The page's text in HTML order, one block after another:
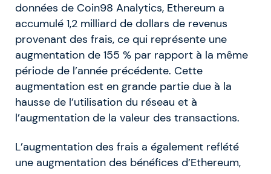
données de Coin98 Analytics, Ethereum a
accumulé 1,2 milliard de dollars de revenus
provenant des frais, ce qui représente une
augmentation de 155 % par rapport à la même
période de l’année précédente. Cette
augmentation est en grande partie due à la
hausse de l’utilisation du réseau et à
l’augmentation de la valeur des transactions.
L’augmentation des frais a également reflété
une augmentation des bénéfices d’Ethereum,